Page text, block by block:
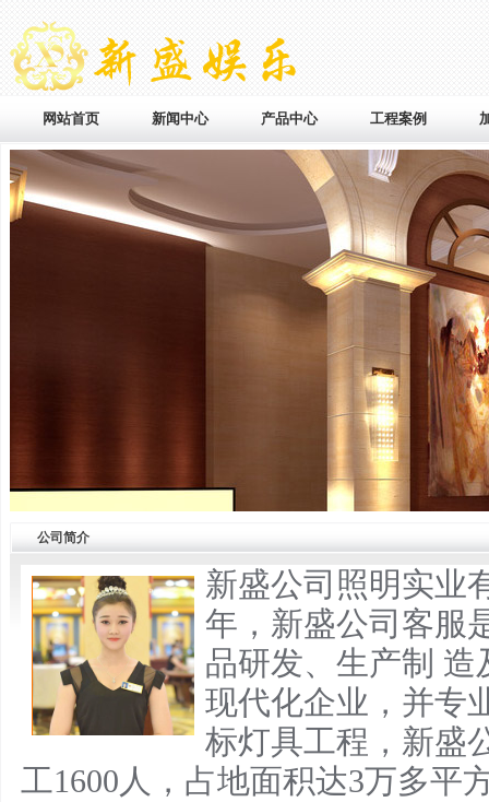
网站首页 新闻中心 产品中心 工程案例
公司简介
新盛公司照明实业
年，新盛公司客服
品研发、生产制
现代化企业，并专
标灯具工程， 新盛
工1600人，占地面积达3万多平